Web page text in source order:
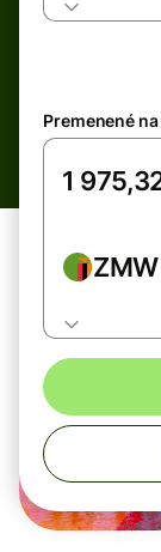
Premenené na
ZMW